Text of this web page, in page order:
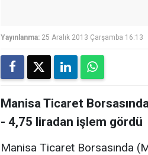
Yayınlanma: 25 Aralık 2013 Çarşamba 16:13
Manisa Ticaret
- 4,75 liradan işlem gördü
Manisa Ticaret Borsasında